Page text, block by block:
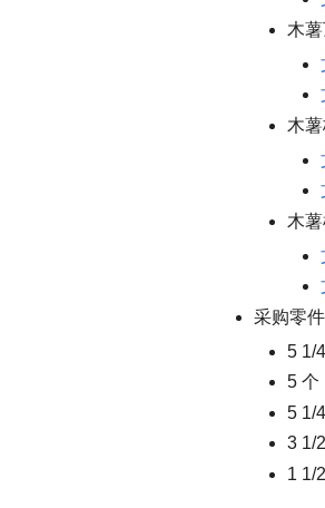
木
木薯
木
采购零件
5 1/
5 个
5 1/
3 1/
1 1/